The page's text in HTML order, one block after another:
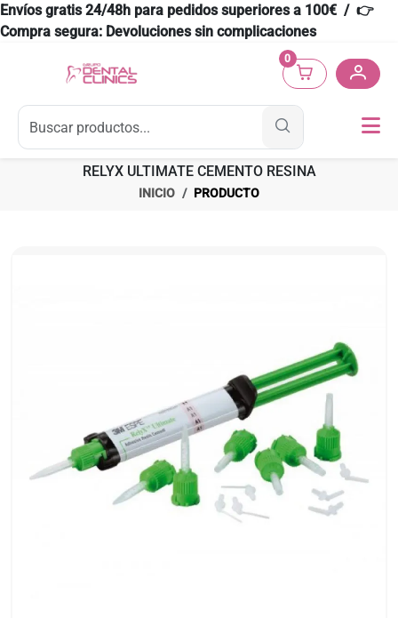
Envíos gratis 24/48h para pedidos superiores a 100€ / 👉
Compra segura: Devoluciones sin complicaciones
0
RELYX ULTIMATE CEMENTO RESINA
INICIO PRODUCTO